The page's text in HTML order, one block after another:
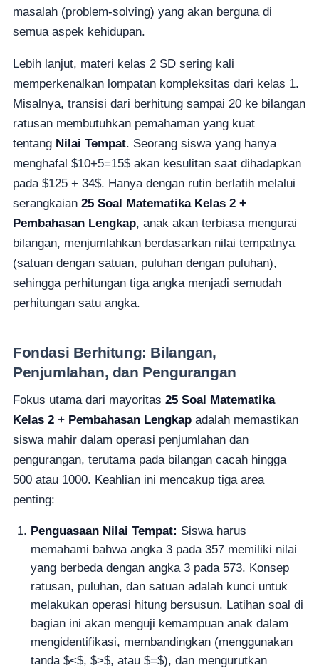
masalah (problem-solving) yang akan berguna di
semua aspek kehidupan.
Lebih lanjut, materi kelas 2 SD sering kali
memperkenalkan lompatan kompleksitas dari kelas 1.
Misalnya, transisi dari berhitung sampai 20 ke bilangan
ratusan membutuhkan pemahaman yang kuat
tentang Nilai Tempat. Seorang siswa yang hanya
menghafal $10+5=15$ akan kesulitan saat dihadapkan
pada $125 + 34$. Hanya dengan rutin berlatih melalui
serangkaian 25 Soal Matematika Kelas 2 +
Pembahasan Lengkap, anak akan terbiasa mengurai
bilangan, menjumlahkan berdasarkan nilai tempatnya
(satuan dengan satuan, puluhan dengan puluhan),
sehingga perhitungan tiga angka menjadi semudah
perhitungan satu angka.
Fondasi Berhitung: Bilangan,
Penjumlahan, dan Pengurangan
Fokus utama dari mayoritas 25 Soal Matematika
Kelas 2 + Pembahasan Lengkap adalah memastikan
siswa mahir dalam operasi penjumlahan dan
pengurangan, terutama pada bilangan cacah hingga
500 atau 1000. Keahlian ini mencakup tiga area
penting:
Penguasaan Nilai Tempat: Siswa harus
memahami bahwa angka 3 pada 357 memiliki nilai
yang berbeda dengan angka 3 pada 573. Konsep
ratusan, puluhan, dan satuan adalah kunci untuk
melakukan operasi hitung bersusun. Latihan soal di
bagian ini akan menguji kemampuan anak dalam
mengidentifikasi, membandingkan (menggunakan
tanda $<$, $>$, atau $=$), dan mengurutkan